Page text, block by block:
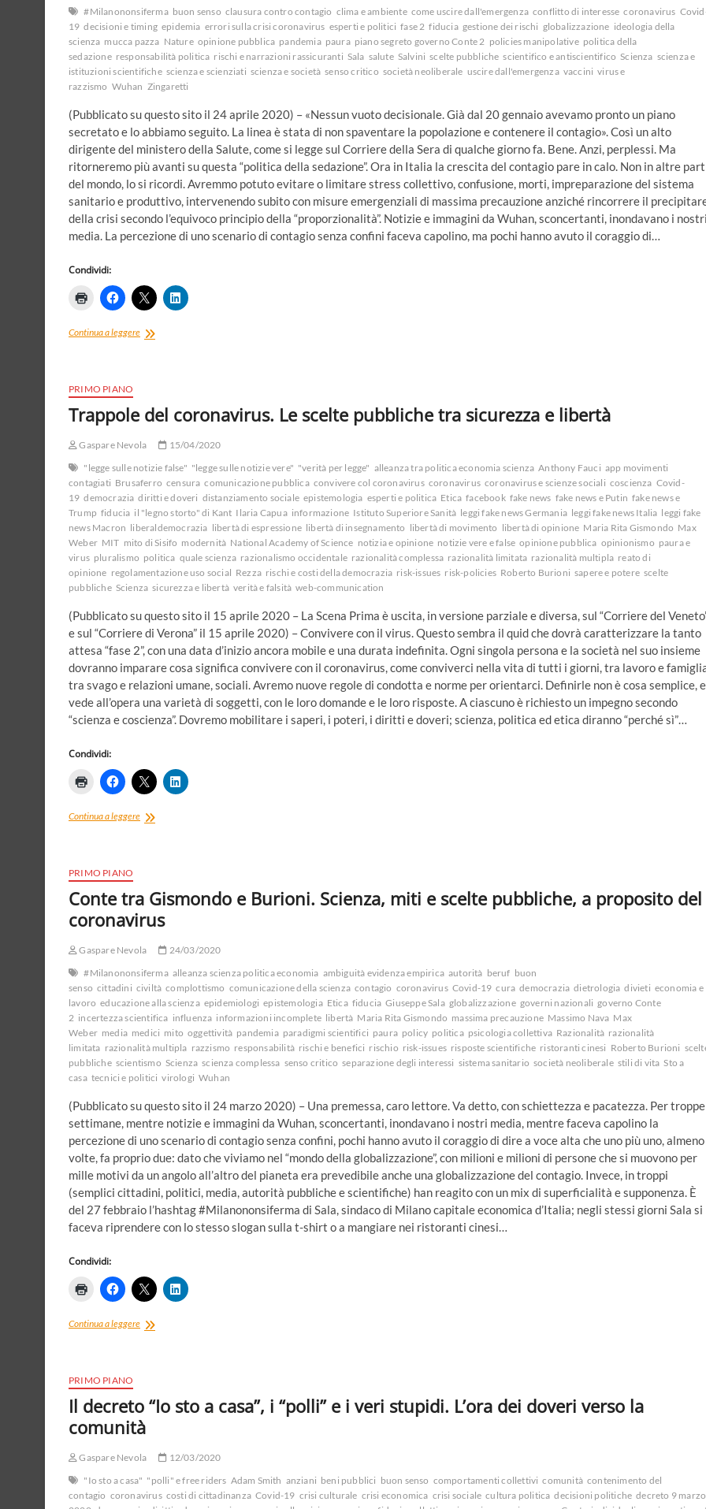
#Milanononsiferma buon senso clausura contro contagio clima e ambiente come uscire dall'emergenza conflitto di interesse coronavirus
19 decisioni e timing epidemia errori sulla crisi coronavirus esperti e politici fase 2 fiducia gestione dei rischi globalizzazione ideologia della
scienza mucca pazza Nature opinione pubblica pandemia paura piano segreto governo Conte 2 policies manipolative politica della
sedazione responsabilità politica rischi e narrazioni rassicuranti Sala salute Salvini scelte pubbliche scientifico e antiscientifico Scienza scienza e
istituzioni scientifiche scienza e scienziati scienza e società senso critico società neoliberale uscire dall'emergenza vaccini virus e
razzismo Wuhan Zingaretti
(Pubblicato su questo sito il 24 aprile 2020) – «Nessun vuoto decisionale. Già dal 20 gennaio avevamo pronto un piano
secretato e lo abbiamo seguito. La linea è stata di non spaventare la popolazione e contenere il contagio». Così un alto
dirigente del ministero della Salute, come si legge sul Corriere della Sera di qualche giorno fa. Bene. Anzi, perplessi. Ma
ritorneremo più avanti su questa “politica della sedazione”. Ora in Italia la crescita del contagio pare in calo. Non in altre
del mondo, lo si ricordi. Avremmo potuto evitare o limitare stress collettivo, confusione, morti, impreparazione del sistema
sanitario e produttivo, intervenendo subito con misure emergenziali di massima precauzione anziché rincorrere il
della crisi secondo l’equivoco principio della “proporzionalità”. Notizie e immagini da Wuhan, sconcertanti, inondavano i
media. La percezione di uno scenario di contagio senza confini faceva capolino, ma pochi hanno avuto il coraggio di…
Condividi:
Continua a leggereLa
dell’epidemia.
piano
del
governo
e
la
fiducia
dei
cittadini
PRIMO PIANO
Trappole del coronavirus. Le scelte pubbliche tra sicurezza e libertà
Gaspare Nevola
15/04/2020
"legge sulle notizie false" "legge sulle notizie vere" "verità per legge" alleanza tra politica economia scienza Anthony Fauci app movimenti
contagiati Brusaferro censura comunicazione pubblica convivere col coronavirus coronavirus coronavirus e scienze sociali coscienza Covid-
19 democrazia diritti e doveri distanziamento sociale epistemologia esperti e politica Etica facebook fake news fake news e Putin fake news e
Trump fiducia il "legno storto" di Kant Ilaria Capua informazione Istituto Superiore Sanità leggi fake news Germania leggi fake news Italia leggi fake
news Macron liberaldemocrazia libertà di espressione libertà di insegnamento libertà di movimento libertà di opinione Maria Rita Gismondo Max
Weber MIT mito di Sisifo modernità National Academy of Science notizia e opinione notizie vere e false opinione pubblica opinionismo paura e
virus pluralismo politica quale scienza razionalismo occidentale razionalità complessa razionalità limitata razionalità multipla reato di
opinione regolamentazione uso social Rezza rischi e costi della democrazia risk-issues risk-policies Roberto Burioni sapere e potere scelte
pubbliche Scienza sicurezza e libertà verità e falsità web-communication
(Pubblicato su questo sito il 15 aprile 2020 – La Scena Prima è uscita, in versione parziale e diversa, sul “Corriere del
e sul “Corriere di Verona” il 15 aprile 2020) – Convivere con il virus. Questo sembra il quid che dovrà caratterizzare la tanto
attesa “fase 2”, con una data d’inizio ancora mobile e una durata indefinita. Ogni singola persona e la società nel suo insieme
dovranno imparare cosa significa convivere con il coronavirus, come conviverci nella vita di tutti i giorni, tra lavoro e
tra svago e relazioni umane, sociali. Avremo nuove regole di condotta e norme per orientarci. Definirle non è cosa semplice, e
vede all’opera una varietà di soggetti, con le loro domande e le loro risposte. A ciascuno è richiesto un impegno secondo
“scienza e coscienza”. Dovremo mobilitare i saperi, i poteri, i diritti e doveri; scienza, politica ed etica diranno “perché sì”…
Condividi:
Continua a leggereTrappole
tra
sicurezza
e
libertà
PRIMO PIANO
Conte tra Gismondo e Burioni. Scienza, miti e scelte pubbliche, a proposito del
coronavirus
Gaspare Nevola
24/03/2020
#Milanononsiferma alleanza scienza politica economia ambiguità evidenza empirica autorità beruf buon
senso cittadini civiltà complottismo comunicazione della scienza contagio coronavirus Covid-19 cura democrazia dietrologia divieti economia e
lavoro educazione alla scienza epidemiologi epistemologia Etica fiducia Giuseppe Sala globalizzazione governi nazionali governo Conte
2 incertezza scientifica influenza informazioni incomplete libertà Maria Rita Gismondo massima precauzione Massimo Nava Max
Weber media medici mito oggettività pandemia paradigmi scientifici paura policy politica psicologia collettiva Razionalità razionalità
limitata razionalità multipla razzismo responsabilità rischi e benefici rischio risk-issues risposte scientifiche ristoranti cinesi Roberto Burioni
pubbliche scientismo Scienza scienza complessa senso critico separazione degli interessi sistema sanitario società neoliberale stili di vita Sto a
casa tecnici e politici virologi Wuhan
(Pubblicato su questo sito il 24 marzo 2020) – Una premessa, caro lettore. Va detto, con schiettezza e pacatezza. Per troppe
settimane, mentre notizie e immagini da Wuhan, sconcertanti, inondavano i nostri media, mentre faceva capolino la
percezione di uno scenario di contagio senza confini, pochi hanno avuto il coraggio di dire a voce alta che uno più uno, almeno
volte, fa proprio due: dato che viviamo nel “mondo della globalizzazione”, con milioni e milioni di persone che si muovono per
mille motivi da un angolo all’altro del pianeta era prevedibile anche una globalizzazione del contagio. Invece, in troppi
(semplici cittadini, politici, media, autorità pubbliche e scientifiche) han reagito con un mix di superficialità e supponenza. È
del 27 febbraio l’hashtag #Milanononsiferma di Sala, sindaco di Milano capitale economica d’Italia; negli stessi giorni Sala si
faceva riprendere con lo stesso slogan sulla t-shirt o a mangiare nei ristoranti cinesi…
Condividi:
Continua a leggereConte
miti
e
scelte
pubbliche,
a
proposito
del
PRIMO PIANO
Il decreto “Io sto a casa”, i “polli” e i veri stupidi. L’ora dei doveri verso la
comunità
Gaspare Nevola
12/03/2020
"Io sto a casa" "polli" e free riders Adam Smith anziani beni pubblici buon senso comportamenti collettivi comunità contenimento del
contagio coronavirus costi di cittadinanza Covid-19 crisi culturale crisi economica crisi sociale cultura politica decisioni politiche decreto 9 marzo